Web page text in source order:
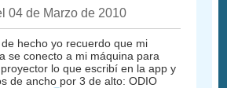
04 de Marzo de 2010
hecho yo recuerdo que mi
se conecto a mi máquina para
lo que escribí en la app y
de ancho por 3 de alto: ODIO